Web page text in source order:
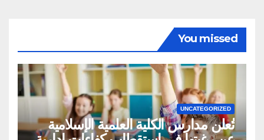
You missed
UNCATEGORIZED
تُعلن مدارس الكلية العلمية الإسلامية